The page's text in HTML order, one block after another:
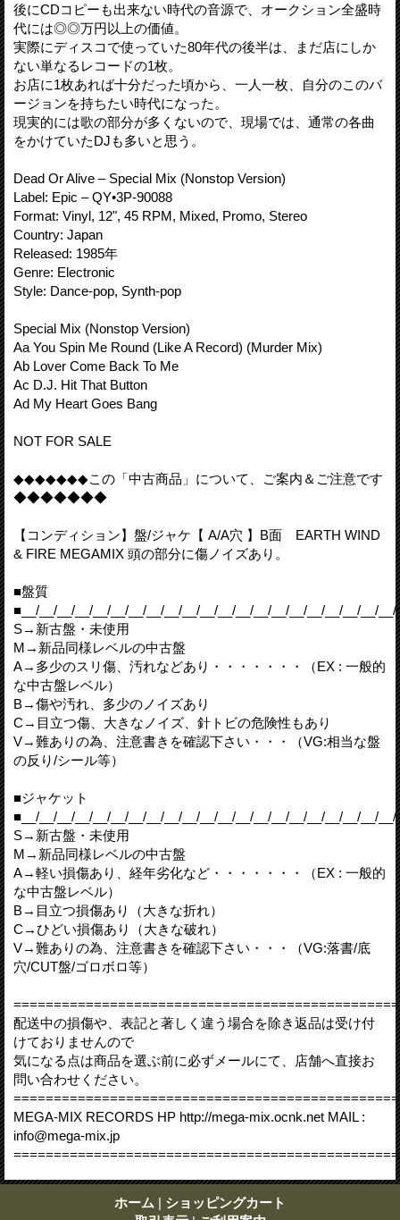
後にCDコピーも出来ない時代の音源で、オークション全盛時
代には◎◎万円以上の価値。
実際にディスコで使っていた80年代の後半は、まだ店にしか
ない単なるレコードの1枚。
お店に1枚あれば十分だった頃から、一人一枚、自分のこのバ
ージョンを持ちたい時代になった。
現実的には歌の部分が多くないので、現場では、通常の各曲
をかけていたDJも多いと思う。
Dead Or Alive – Special Mix (Nonstop Version)
Label: Epic – QY•3P-90088
Format: Vinyl, 12", 45 RPM, Mixed, Promo, Stereo
Country: Japan
Released: 1985年
Genre: Electronic
Style: Dance-pop, Synth-pop
Special Mix (Nonstop Version)
Aa You Spin Me Round (Like A Record) (Murder Mix)
Ab Lover Come Back To Me
Ac D.J. Hit That Button
Ad My Heart Goes Bang
NOT FOR SALE
◆◆◆◆◆◆◆この「中古商品」について、ご案内＆ご注意です
◆◆◆◆◆◆◆
【コンディション】盤/ジャケ【 A/A穴 】B面 EARTH WIND
& FIRE MEGAMIX 頭の部分に傷ノイズあり。
■盤質
■__/__/__/__/__/__/__/__/__/__/__/__/__/__/__/__/__/__/__/__/
S→新古盤・未使用
M→新品同様レベルの中古盤
A→多少のスリ傷、汚れなどあり・・・・・・・（EX : 一般的
な中古盤レベル）
B→傷や汚れ、多少のノイズあり
C→目立つ傷、大きなノイズ、針トビの危険性もあり
V→難ありの為、注意書きを確認下さい・・・（VG:相当な盤
の反り/シール等）
■ジャケット
■__/__/__/__/__/__/__/__/__/__/__/__/__/__/__/__/__/__/__/__/__/
S→新古盤・未使用
M→新品同様レベルの中古盤
A→軽い損傷あり、経年劣化など・・・・・・・（EX : 一般的
な中古盤レベル）
B→目立つ損傷あり（大きな折れ）
C→ひどい損傷あり（大きな破れ）
V→難ありの為、注意書きを確認下さい・・・（VG:落書/底
穴/CUT盤/ゴロボロ等）
配送中の損傷や、表記と著しく違う場合を除き返品は受け付
けておりませんので
気になる点は商品を選ぶ前に必ずメールにて、店舗へ直接お
問い合わせください。
MEGA-MIX RECORDS HP http://mega-mix.ocnk.net MAIL :
info@mega-mix.jp
ホーム | ショッピングカート